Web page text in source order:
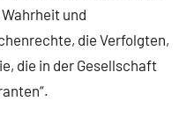
und
die Verfolgten,
die in der Gesellschaft